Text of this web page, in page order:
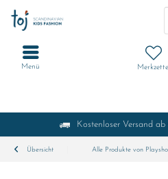
Kostenloser Versand
Merkzettel
Menü
Übersicht Alle Produkte von